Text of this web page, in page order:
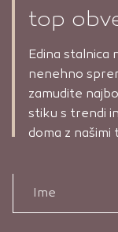
top
Edina stalnica
nenehno
zamudite
stiku s trendi
doma z
Ime